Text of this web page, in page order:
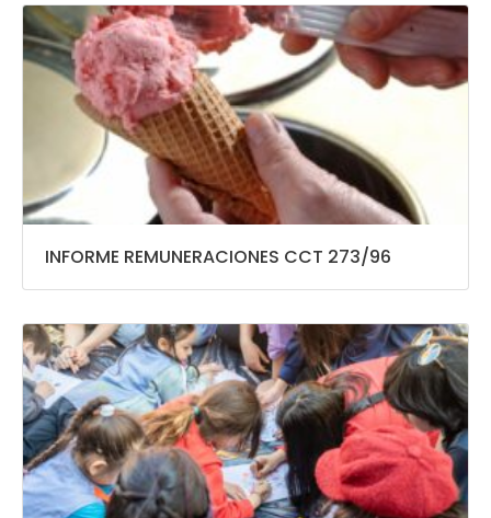
INFORME REMUNERACIONES CCT 273/96